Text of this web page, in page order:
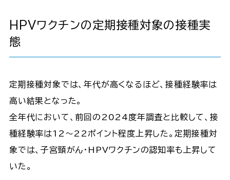
HPVワクチンの定期接種対象の接種実
態
定期接種対象では、年代が高くなるほど、接種経験率は
高い結果となった。
全年代において、前回の2024度年調査と比較して、接
種経験率は12～22ポイント程度上昇した。定期接種対
象では、子宮頸がん・HPVワクチンの認知率も上昇して
いた。